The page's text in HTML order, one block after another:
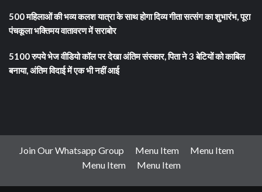
500 महिलाओं की भव्य कलश यात्रा के साथ होगा दिव्य गीता सत्संग का शुभारंभ, पूरा
पंचकूला भक्तिमय वातावरण में सराबोर
5100 रुपये भेज वीडियो कॉल पर देखा अंतिम संस्कार, पिता ने 3 बेटियों को काबिल
बनाया, अंतिम विदाई में एक भी नहीं आई
Join Our Whatsapp Group Menu Item
Menu Item
Menu Item
Menu Item